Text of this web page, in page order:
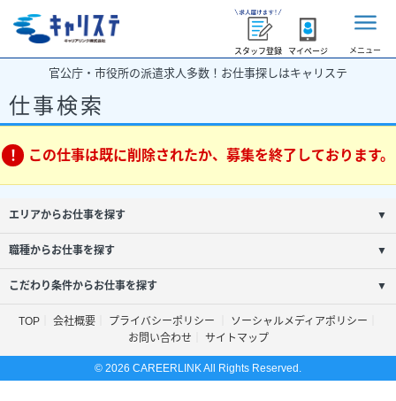
スタッフ登録 マイページ メニュー
官公庁・市役所の派遣求人多数！お仕事探しはキャリステ
仕事検索
この仕事は既に削除されたか、募集を終了しております。
エリアからお仕事を探す ▼
職種からお仕事を探す ▼
こだわり条件からお仕事を探す ▼
TOP 会社概要 プライバシーポリシー
ソーシャルメディアポリシー
お問い合わせ
サイトマップ
© 2026 CAREERLINK All Rights Reserved.